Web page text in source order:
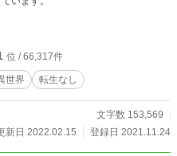
位 / 66,317件
世界 転生なし
文字数 153,569
新日 2022.02.15
登録日 2021.11.24